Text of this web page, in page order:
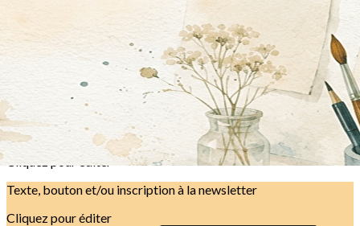
Les profs
Composition dirigeante
?>
Images de la page d'accueil
Cliquez pour éditer
Texte, bouton et/ou inscription à la newsletter
Cliquez pour éditer